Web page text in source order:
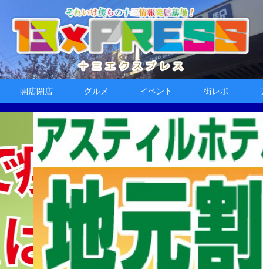
開店閉店 グルメ イベント 街レポ